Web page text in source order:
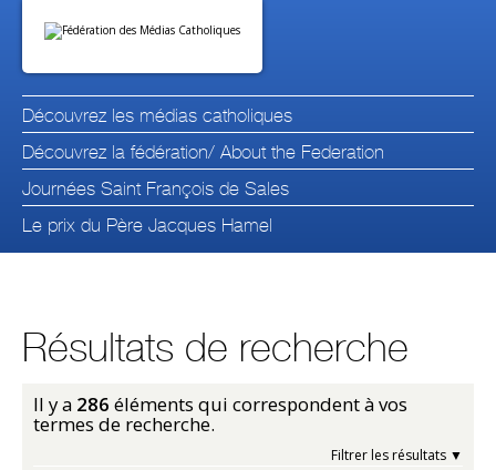
contenu.
navigation
personnels
Découvrez les médias catholiques
Découvrez la fédération/ About the Federation
Journées Saint François de Sales
Le prix du Père Jacques Hamel
Résultats de recherche
Il y a 286 éléments qui correspondent à vos
termes de recherche.
Filtrer les résultats